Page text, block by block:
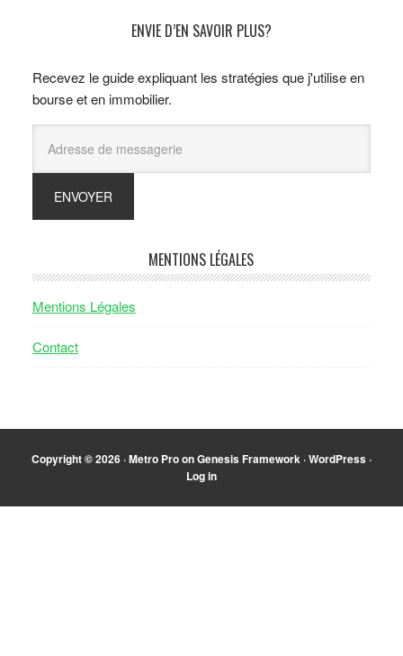
ENVIE D’EN SAVOIR PLUS?
Recevez le guide expliquant les stratégies que j'utilise en
bourse et en immobilier.
MENTIONS LÉGALES
Mentions Légales
Contact
Copyright © 2026 ·Metro ProonGenesis Framework ·WordPress ·
Log in